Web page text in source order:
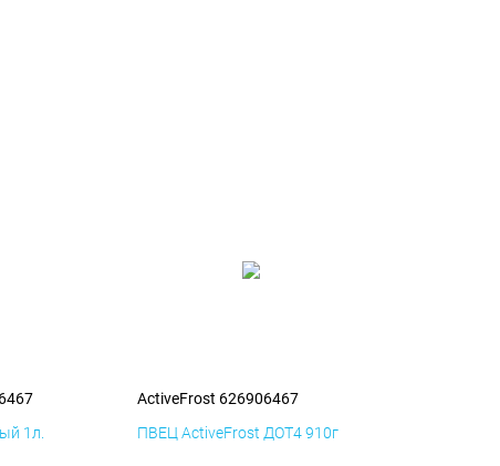
1л.
ActiveFrost 626906467
ПВЕЦ ActiveFrost ДОТ4 910г